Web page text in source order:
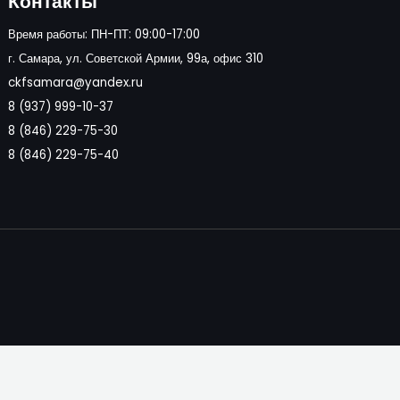
Время работы: ПН-ПТ: 09:00-17:00
г. Самара, ул. Советской Армии, 99а, офис 310
ckfsamara@yandex.ru
8 (937) 999-10-37
8 (846) 229-75-30
8 (846) 229-75-40